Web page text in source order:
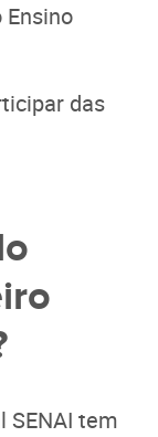
Ensino
das
SENAI tem